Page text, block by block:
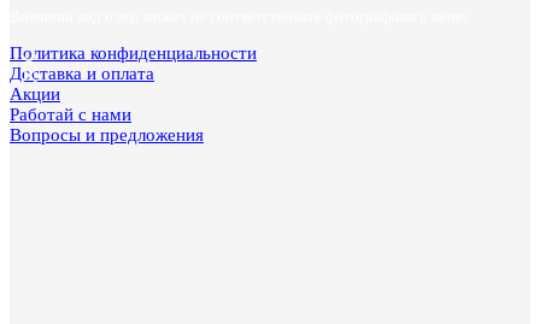
Политика конфиденциальности
Доставка и оплата
Акции
Работай с нами
Вопросы и предложения